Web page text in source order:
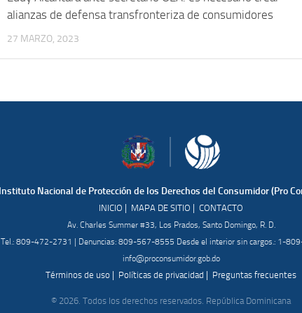
alianzas de defensa transfronteriza de consumidores
27 MARZO, 2023
Instituto Nacional de Protección de los Derechos del Consumidor (Pro
INICIO | MAPA DE SITIO | CONTACTO
Av. Charles Summer #33, Los Prados, Santo Domingo, R. D.
Tel.: 809-472-2731 | Denuncias: 809-567-8555 Desde el interior sin cargos.: 1-
info@proconsumidor.gob.do
Términos de uso | Políticas de privacidad | Preguntas frecuentes
© 2026. Todos los derechos reservados. República Dominicana